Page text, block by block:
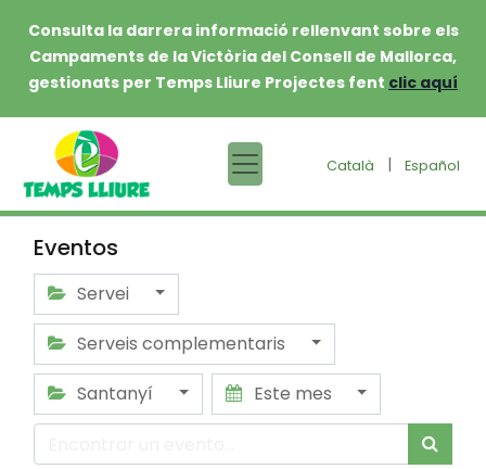
Consulta la darrera informació rellenvant sobre els
Campaments de la Victòria del Consell de Mallorca,
gestionats per Temps Lliure Projectes fent clic aquí
Català | Español
Eventos
Servei
Serveis complementaris
Santanyí
Este mes